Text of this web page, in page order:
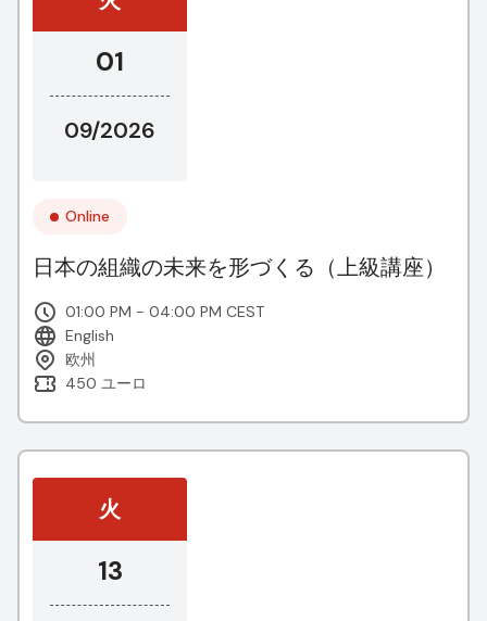
01
09/2026
Online
日本の組織の未来を形づくる（上級講座）
01:00 PM - 04:00 PM CEST
English
欧州
450 ユーロ
火
13